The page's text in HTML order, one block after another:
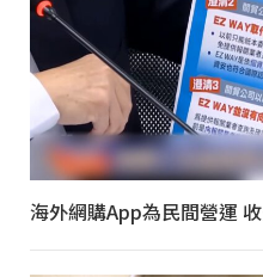
海外網購App為民間營運